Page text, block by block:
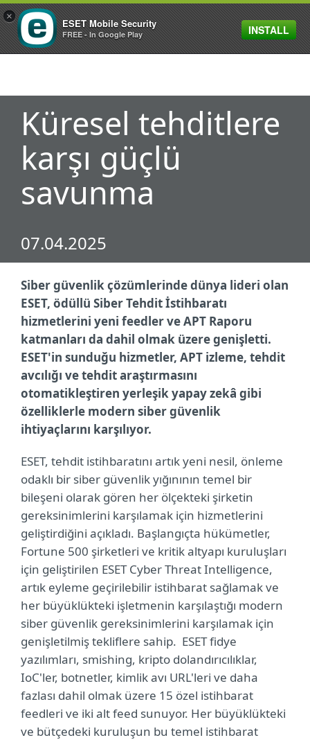
MENU
Küresel tehditlere
karşı güçlü
savunma
07.04.2025
Siber güvenlik çözümlerinde dünya lideri olan
ESET, ödüllü Siber Tehdit İstihbaratı
hizmetlerini yeni feedler ve APT Raporu
katmanları da dahil olmak üzere genişletti.
ESET'in sunduğu hizmetler, APT izleme, tehdit
avcılığı ve tehdit araştırmasını
otomatikleştiren yerleşik yapay zekâ gibi
özelliklerle modern siber güvenlik
ihtiyaçlarını karşılıyor.
ESET, tehdit istihbaratını artık yeni nesil, önleme
odaklı bir siber güvenlik yığınının temel bir
bileşeni olarak gören her ölçekteki şirketin
gereksinimlerini karşılamak için hizmetlerini
geliştirdiğini açıkladı. Başlangıçta hükümetler,
Fortune 500 şirketleri ve kritik altyapı kuruluşları
için geliştirilen ESET Cyber Threat Intelligence,
artık eyleme geçirilebilir istihbarat sağlamak ve
her büyüklükteki işletmenin karşılaştığı modern
siber güvenlik gereksinimlerini karşılamak için
genişletilmiş tekliflere sahip. ESET fidye
yazılımları, smishing, kripto dolandırıcılıklar,
IoC'ler, botnetler, kimlik avı URL'leri ve daha
fazlası dahil olmak üzere 15 özel istihbarat
feedleri ve iki alt feed sunuyor. Her büyüklükteki
ve bütçedeki kuruluşun bu temel istihbarat
×
ESET Mobile Security
FREE - In Google Play INSTALL